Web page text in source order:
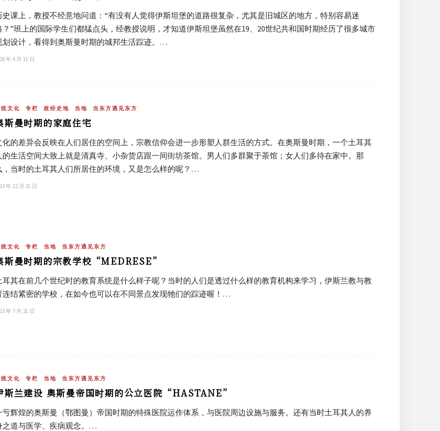
史课上，教授不经意地问道：“有没有人觉得伊斯坦堡的道路很复杂，尤其是旧城区的地方，特别容易迷
？”班上的国际学生们都猛点头，经教授说明，才知道伊斯坦堡虽然在19、20世纪共和国时期经历了很多城市
划设计，看得到奥斯曼时期的城邦生活踪迹。…
年 4 月 11 日
文化 专栏 政经史地 当地 当东方遇见东方
斯曼时期的家庭住宅
化的差异会反映在人们居住的空间上，宗教信仰会进一步形塑人群生活的方式。在奥斯曼时期，一个土耳其
的生活空间大致上就是清真寺、小杂货店跟一间街坊茶馆。男人们多群聚于茶馆；女人们多待在家中。那
，当时的土耳其人们所居住的环境，又是怎么样的呢？…
年 12 月 21 日
文化 专栏 当地 当东方遇见东方
斯曼时期的宗教学校“MEDRESE”
耳其在前几个世纪时的教育系统是什么样子呢？当时的人们是透过什么样的教育机构来学习，伊斯兰教与教
连结紧密的学校，在如今也可以在不同景点发现牠们的踪迹喔！…
年 7 月 21 日
文化 专栏 当地 当东方遇见东方
斯兰建设 奥斯曼帝国时期的公立医院“HASTANE”
亏辉煌的奥斯曼（鄂图曼）帝国时期的特殊医院运作体系，与医院周边设施与服务。还有当时土耳其人的养
之道与医学、疾病观念。…